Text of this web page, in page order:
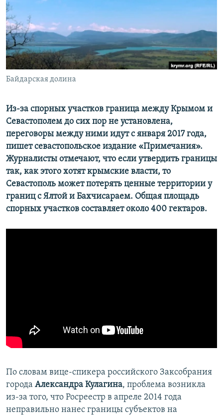
КРЫМ.НЕПОКОРЕННЫЙ
ELIFBE
УКРАИНСКАЯ ПРОБЛЕМА КРЫМА
ПРИСОЕДИНЯЙТЕСЬ!
Все сайты RFE/RL
Байдарская долина
Из-за спорных участков граница между Крымом и
Севастополем до сих пор не установлена,
переговоры между ними идут с января 2017 года,
пишет севастопольское издание «Примечания».
Журналисты отмечают, что если утвердить границы
так, как этого хотят крымские власти, то
Севастополь может потерять ценные территории у
границ с Ялтой и Бахчисараем. Общая площадь
спорных участков составляет около 400 гектаров.
По словам вице-спикера российского Заксобрания
города Александра Кулагина, проблема возникла
из-за того, что Росреестр в апреле 2014 года
неправильно нанес границы субъектов на